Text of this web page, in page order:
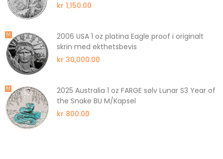
kr 1,150.00
2006 USA 1 oz platina Eagle proof i originalt
skrin med ekthetsbevis
kr 30,000.00
2025 Australia 1 oz FARGE sølv Lunar S3 Year of
the Snake BU M/Kapsel
kr 800.00